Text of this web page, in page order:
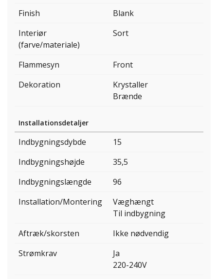
Finish
Blank
Interiør
(farve/materiale)
Sort
Flammesyn
Front
Dekoration
Krystaller
Brænde
Installationsdetaljer
Indbygningsdybde
15
Indbygningshøjde
35,5
Indbygningslængde
96
Installation/Montering
Væghængt
Til indbygning
Aftræk/skorsten
Ikke nødvendig
Strømkrav
Ja
220-240V